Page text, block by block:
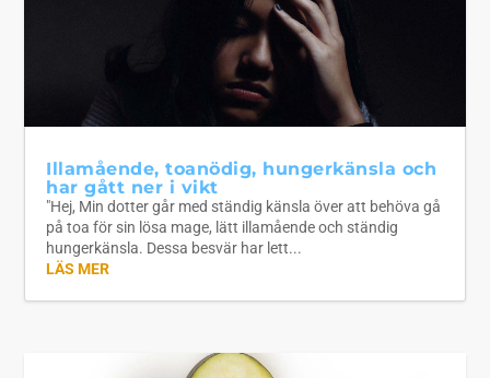
Illamående, toanödig, hungerkänsla och
har gått ner i vikt
"Hej, Min dotter går med ständig känsla över att behöva gå
på toa för sin lösa mage, lätt illamående och ständig
hungerkänsla. Dessa besvär har lett...
LÄS MER